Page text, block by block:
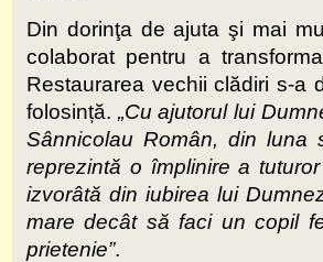
Din dorinţa de ajuta şi mai
colaborat pentru a
Restaurarea vechii clădiri s-a
folosință. „Cu ajutorul lui
Sânnicolau Român, din luna
reprezintă o împlinire a
izvorâtă din iubirea lui
mare decât să faci un copil
prietenie”.